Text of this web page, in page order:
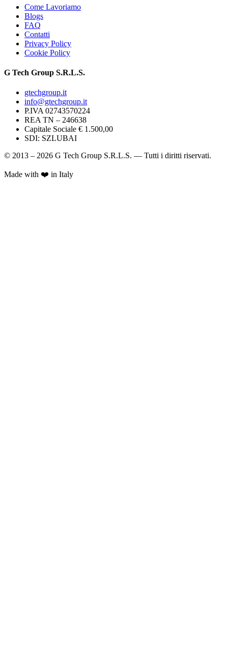
Come Lavoriamo
Blogs
FAQ
Contatti
Privacy Policy
Cookie Policy
G Tech Group S.R.L.S.
gtechgroup.it
info@gtechgroup.it
P.IVA 02743570224
REA TN – 246638
Capitale Sociale € 1.500,00
SDI: SZLUBAI
© 2013 – 2026 G Tech Group S.R.L.S. — Tutti i diritti riservati.
Made with ❤️ in Italy